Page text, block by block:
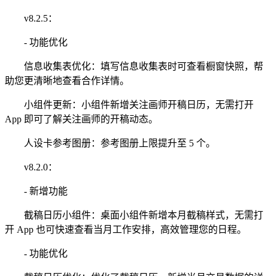
v8.2.5：
- 功能优化
信息收集表优化：填写信息收集表时可查看橱窗快照，帮
助您更清晰地查看合作详情。
小组件更新：小组件新增关注画师开稿日历，无需打开
App 即可了解关注画师的开稿动态。
人设卡参考图册：参考图册上限提升至 5 个。
v8.2.0：
- 新增功能
截稿日历小组件：桌面小组件新增本月截稿样式，无需打
开 App 也可快速查看当月工作安排，高效管理您的日程。
- 功能优化